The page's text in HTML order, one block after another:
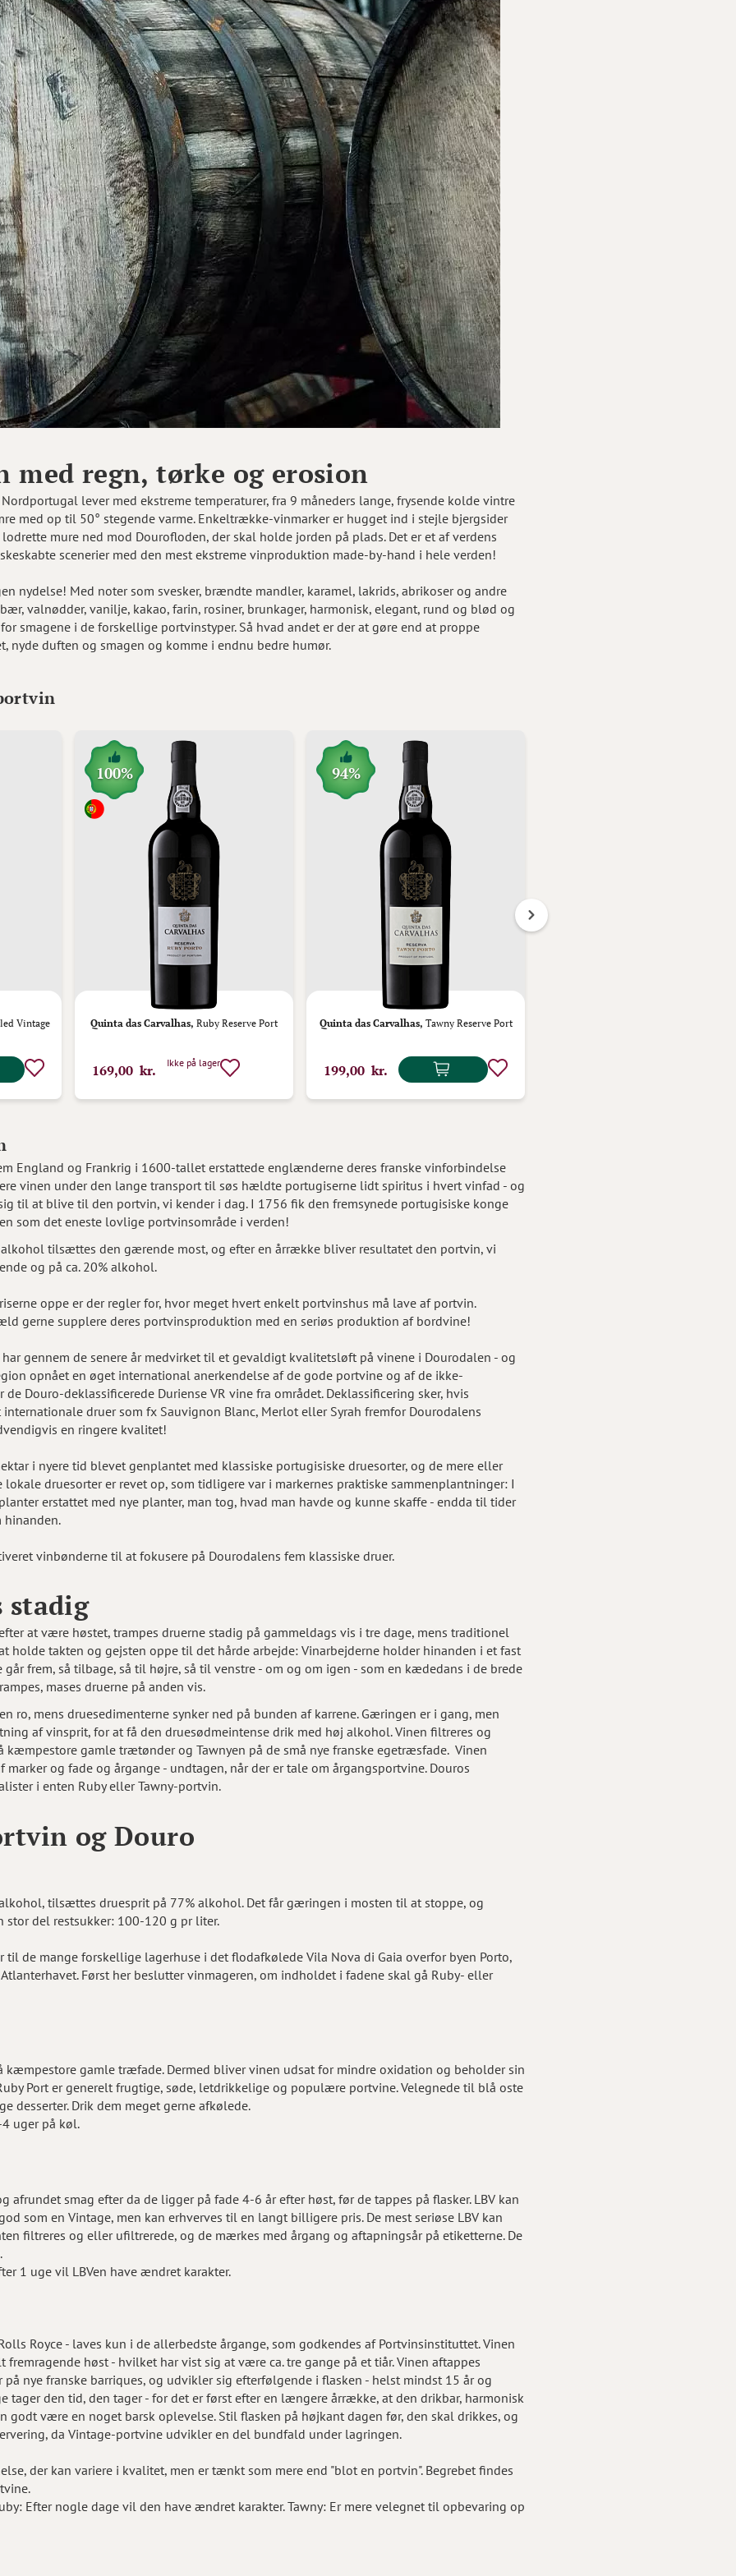
med regn, tørke og erosion
lever med ekstreme temperaturer, fra 9 måneders lange, frysende kolde vintre
med op til 50° stegende varme. Enkeltrække-vinmarker er hugget ind i stejle bjergsider
mure ned mod Dourofloden, der skal holde jorden på plads. Det er et af verdens
scenerier med den mest ekstreme vinproduktion made-by-hand i hele verden!
nydelse! Med noter som svesker, brændte mandler, karamel, lakrids, abrikoser og andre
valnødder, vanilje, kakao, farin, rosiner, brunkager, harmonisk, elegant, rund og blød og
smagene i de forskellige portvinstyper. Så hvad andet er der at gøre end at proppe
nyde duften og smagen og komme i endnu bedre humør.
Vintage
100%
Quinta das Carvalhas, Ruby Reserve Port
169,00 kr. Ikke på lager
94%
Quinta das Carvalhas, Tawny Reserve Port
199,00 kr.
England og Frankrig i 1600-tallet erstattede englænderne deres franske vinforbindelse
vinen under den lange transport til søs hældte portugiserne lidt spiritus i hvert vinfad - og
til at blive til den portvin, vi kender i dag. I 1756 fik den fremsynede portugisiske konge
som det eneste lovlige portvinsområde i verden!
tilsættes den gærende most, og efter en årrække bliver resultatet den portvin, vi
og på ca. 20% alkohol.
oppe er der regler for, hvor meget hvert enkelt portvinshus må lave af portvin.
gerne supplere deres portvinsproduktion med en seriøs produktion af bordvine!
gennem de senere år medvirket til et gevaldigt kvalitetsløft på vinene i Dourodalen - og
opnået en øget international anerkendelse af de gode portvine og af de ikke-
Douro-deklassificerede Duriense VR vine fra området. Deklassificering sker, hvis
druer som fx Sauvignon Blanc, Merlot eller Syrah fremfor Dourodalens
en ringere kvalitet!
i nyere tid blevet genplantet med klassiske portugisiske druesorter, og de mere eller
lokale druesorter er revet op, som tidligere var i markernes praktiske sammenplantninger: I
erstattet med nye planter, man tog, hvad man havde og kunne skaffe - endda til tider
hinanden.
vinbønderne til at fokusere på Dourodalens fem klassiske druer.
stadig
at være høstet, trampes druerne stadig på gammeldags vis i tre dage, mens traditionel
holde takten og gejsten oppe til det hårde arbejde: Vinarbejderne holder hinanden i et fast
går frem, så tilbage, så til højre, så til venstre - om og om igen - som en kædedans i de brede
mases druerne på anden vis.
ro, mens druesedimenterne synker ned på bunden af karrene. Gæringen er i gang, men
af vinsprit, for at få den druesødmeintense drik med høj alkohol. Vinen filtreres og
kæmpestore gamle trætønder og Tawnyen på de små nye franske egetræsfade. Vinen
og fade og årgange - undtagen, når der er tale om årgangsportvine. Douros
i enten Ruby eller Tawny-portvin.
og Douro
tilsættes druesprit på 77% alkohol. Det får gæringen i mosten til at stoppe, og
stor del restsukker: 100-120 g pr liter.
til de mange forskellige lagerhuse i det flodafkølede Vila Nova di Gaia overfor byen Porto,
Først her beslutter vinmageren, om indholdet i fadene skal gå Ruby- eller
kæmpestore gamle træfade. Dermed bliver vinen udsat for mindre oxidation og beholder sin
Port er generelt frugtige, søde, letdrikkelige og populære portvine. Velegnede til blå oste
desserter. Drik dem meget gerne afkølede.
uger på køl.
afrundet smag efter da de ligger på fade 4-6 år efter høst, før de tappes på flasker. LBV kan
som en Vintage, men kan erhverves til en langt billigere pris. De mest seriøse LBV kan
filtreres og eller ufiltrerede, og de mærkes med årgang og aftapningsår på etiketterne. De
1 uge vil LBVen have ændret karakter.
Royce - laves kun i de allerbedste årgange, som godkendes af Portvinsinstituttet. Vinen
fremragende høst - hvilket har vist sig at være ca. tre gange på et tiår. Vinen aftappes
nye franske barriques, og udvikler sig efterfølgende i flasken - helst mindst 15 år og
tager den tid, den tager - for det er først efter en længere årrække, at den drikbar, harmonisk
godt være en noget barsk oplevelse. Stil flasken på højkant dagen før, den skal drikkes, og
da Vintage-portvine udvikler en del bundfald under lagringen.
der kan variere i kvalitet, men er tænkt som mere end "blot en portvin". Begrebet findes
Efter nogle dage vil den have ændret karakter. Tawny: Er mere velegnet til opbevaring op